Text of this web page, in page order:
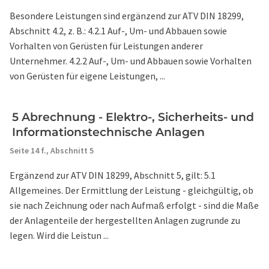
Besondere Leistungen sind ergänzend zur ATV DIN 18299,
Abschnitt 4.2, z. B.: 4.2.1 Auf-, Um- und Abbauen sowie
Vorhalten von Gerüsten für Leistungen anderer
Unternehmer. 4.2.2 Auf-, Um- und Abbauen sowie Vorhalten
von Gerüsten für eigene Leistungen, ...
5 Abrechnung - Elektro-, Sicherheits- und
Informationstechnische Anlagen
Seite 14 f., Abschnitt 5
Ergänzend zur ATV DIN 18299, Abschnitt 5, gilt: 5.1
Allgemeines. Der Ermittlung der Leistung - gleichgültig, ob
sie nach Zeichnung oder nach Aufmaß erfolgt - sind die Maße
der Anlagenteile der hergestellten Anlagen zugrunde zu
legen. Wird die Leistun ...